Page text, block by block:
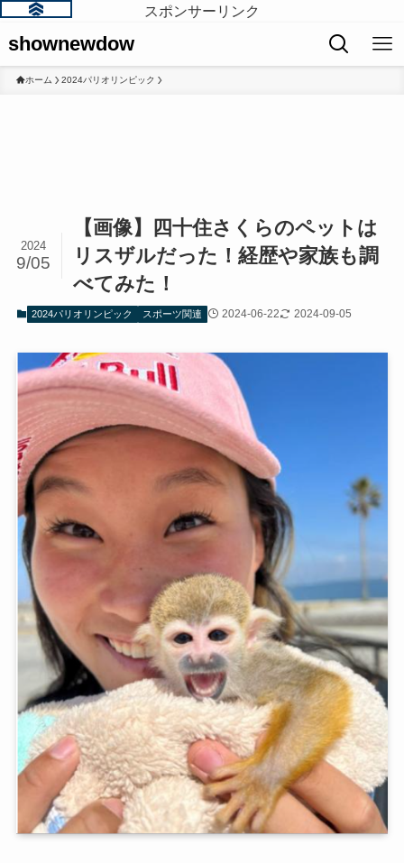
スポンサーリンク
shownewdow
ホーム 2024パリオリンピック
【画像】四十住さくらのペットは
リスザルだった！経歴や家族も調
べてみた！
2024
9/05
2024パリオリンピック スポーツ関連 2024-06-22 2024-09-05